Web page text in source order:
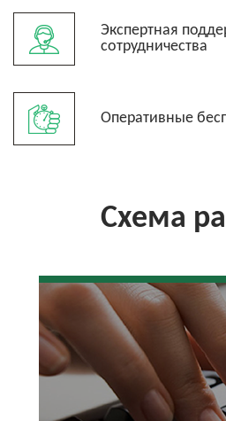
Экспертная
сотрудничества
Оперативные
Схема